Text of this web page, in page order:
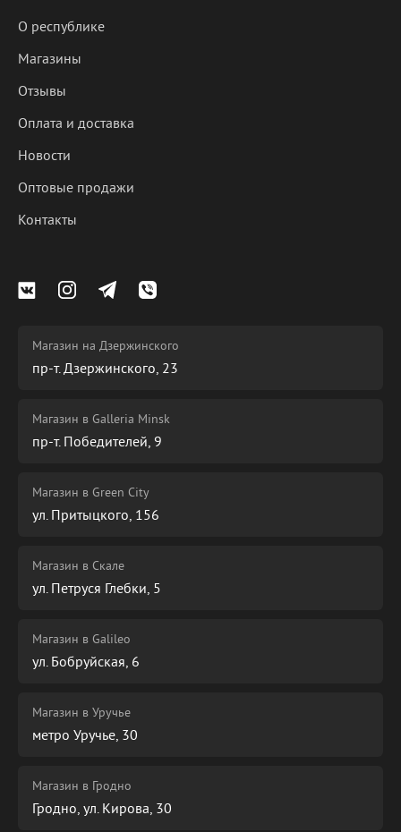
О республике
Магазины
Отзывы
Оплата и доставка
Новости
Оптовые продажи
Контакты
Магазин на Дзержинского
пр-т. Дзержинского, 23
Магазин в Galleria Minsk
пр-т. Победителей, 9
Магазин в Green City
ул. Притыцкого, 156
Магазин в Скале
ул. Петруся Глебки, 5
Магазин в Galileo
ул. Бобруйская, 6
Магазин в Уручье
метро Уручье, 30
Магазин в Гродно
Гродно, ул. Кирова, 30